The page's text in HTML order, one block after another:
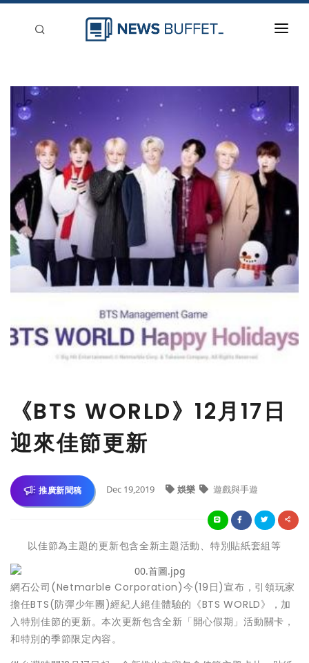
新聞稿分類
登入
刊登
​《BTS WORLD》12月17日
迎來佳節更新
推廣新聞稿 Dec 19,2019 娛樂 遊戲與手遊
以佳節為主題的更新包含全新主題活動、特別貼紙套組等
網石公司(Netmarble Corporation)今(19日)宣布，引領玩家
擔任BTS(防彈少年團)經紀人絕佳體驗的《BTS WORLD》，加
入特別佳節的更新。本次更新包含全新「開心假期」活動關卡，
和特別的季節限定內容。